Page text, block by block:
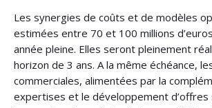
Les synergies de coûts et de modèles
estimées entre 70 et 100 millions
année pleine. Elles seront pleinement
horizon de 3 ans. A la même échéance,
commerciales, alimentées par la
expertises et le développement d’offres